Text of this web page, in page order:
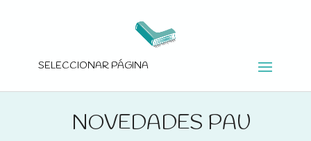
SELECCIONAR PÁGINA
NOVEDADES PAU